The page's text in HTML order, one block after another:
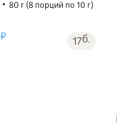
80 г (8 порций по 10 г)
17б.